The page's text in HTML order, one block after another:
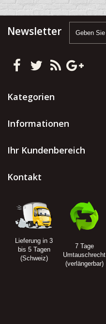
Newsletter
Kategorien
Informationen
Ihr Kundenbereich
Kontakt
Lieferung in 3
bis 5 Tagen
(Schweiz)
7 Tage
Umtauschrecht
(verlängerbar)